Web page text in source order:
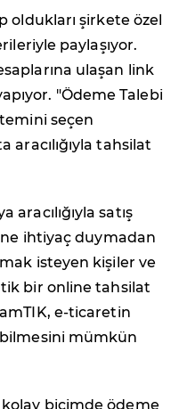
oldukları şirkete özel
paylaşıyor.
ulaşan link
"Ödeme Talebi
seçen
aracılığıyla tahsilat
aracılığıyla satış
ihtiyaç duymadan
isteyen kişiler ve
bir online tahsilat
e-ticaretin
mümkün
kolay biçimde ödeme